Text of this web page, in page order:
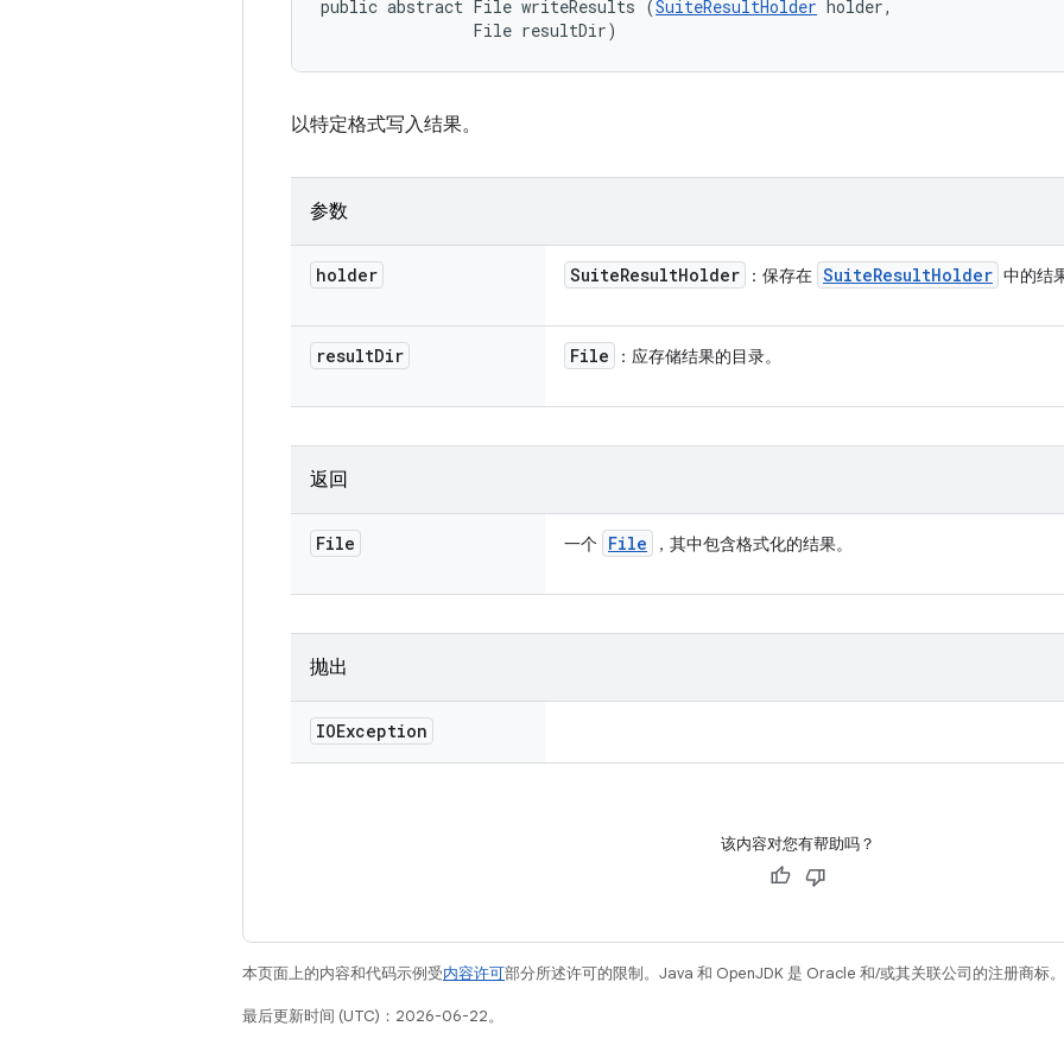
public abstract File writeResults (SuiteResultHolder holder,
                File resultDir)
以特定格式写入结果。
参数
holder SuiteResultHolder ：保存在 SuiteResultHolder 中的结
resultDir File ：应存储结果的目录。
返回
File 一个 File ，其中包含格式化的结果。
抛出
IOException
该内容对您有帮助吗？
本页面上的内容和代码示例受内容许可部分所述许可的限制。Java 和 OpenJDK 是 Oracle 和/或其关联公司的注册商标。
最后更新时间 (UTC)：2026-06-22。